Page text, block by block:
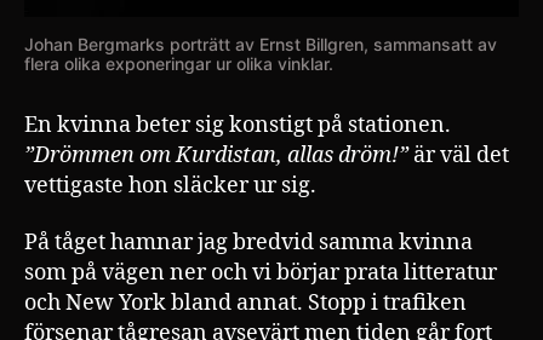
Johan Bergmarks porträtt av Ernst Billgren, sammansatt av
flera olika exponeringar ur olika vinklar.
En kvinna beter sig konstigt på stationen.
”Drömmen om Kurdistan, allas dröm!”är väl det
vettigaste hon släcker ur sig.
På tåget hamnar jag bredvid samma kvinna
som på vägen ner och vi börjar prata litteratur
och New York bland annat. Stopp i trafiken
försenar tågresan avsevärt men tiden går fort